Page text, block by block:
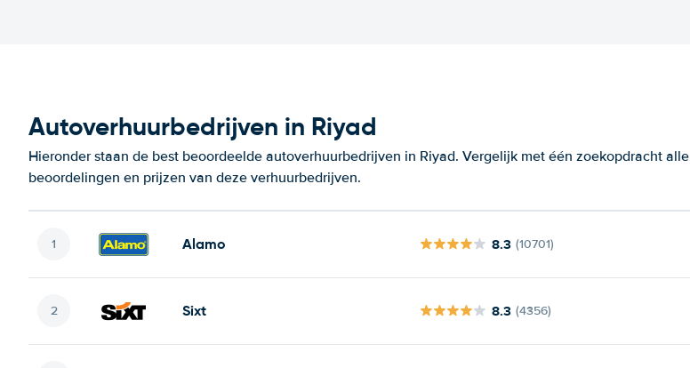
Autoverhuurbedrijven in Riyad
Hieronder staan de best beoordeelde autoverhuurbedrijven in Riyad. Vergelijk met één zoekopdracht alle
beoordelingen en prijzen van deze verhuurbedrijven.
Alamo 8.3 (10701)
Sixt 8.3 (4356)